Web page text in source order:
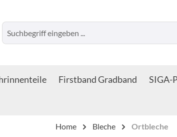
Firstband Gradband SIGA-
Home Bleche Ortbleche